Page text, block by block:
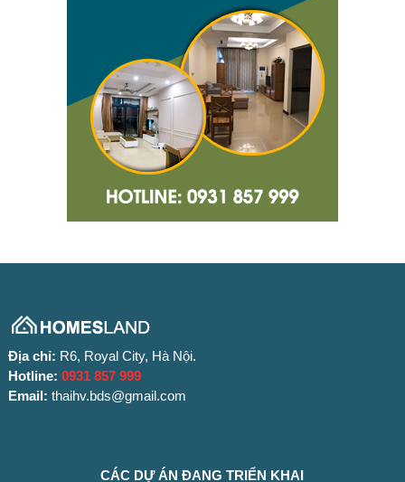
Địa chỉ: R6, Royal City, Hà Nội.
Hotline: 0931 857 999
Email: thaihv.bds@gmail.com
CÁC DỰ ÁN ĐANG TRIỂN KHAI